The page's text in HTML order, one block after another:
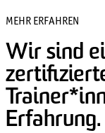
MEHR ERFAHREN
Wir sind
Erfahrung.